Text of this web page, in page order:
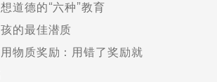
道德的“六种”教育
的最佳潜质
用物质奖励：用错了奖励就